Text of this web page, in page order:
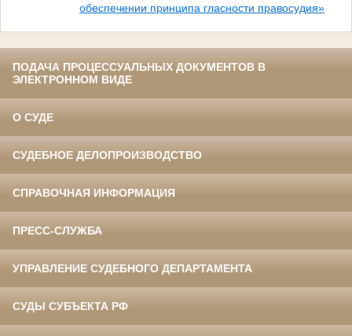
обеспечении принципа гласности правосудия»
ПОДАЧА ПРОЦЕССУАЛЬНЫХ ДОКУМЕНТОВ В
ЭЛЕКТРОННОМ ВИДЕ
О СУДЕ
СУДЕБНОЕ ДЕЛОПРОИЗВОДСТВО
СПРАВОЧНАЯ ИНФОРМАЦИЯ
ПРЕСС-СЛУЖБА
УПРАВЛЕНИЕ СУДЕБНОГО ДЕПАРТАМЕНТА
СУДЫ СУБЪЕКТА РФ